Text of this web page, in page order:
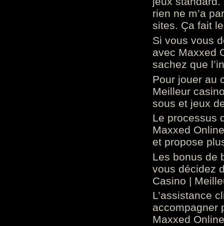
rien ne m’a
sites. Ça fait
Si vous vous
avec Maxxed
sachez que
Pour jouer au
Meilleur
sous et jeux
Le processus
Maxxed
et propose
Les bonus de
vous décidez
Casino |
L’assistance
accompagner
Maxxed